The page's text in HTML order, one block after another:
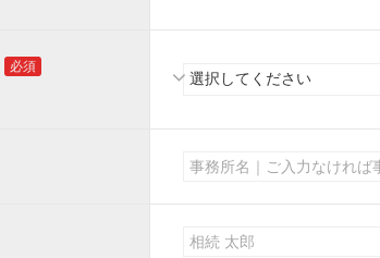
必須